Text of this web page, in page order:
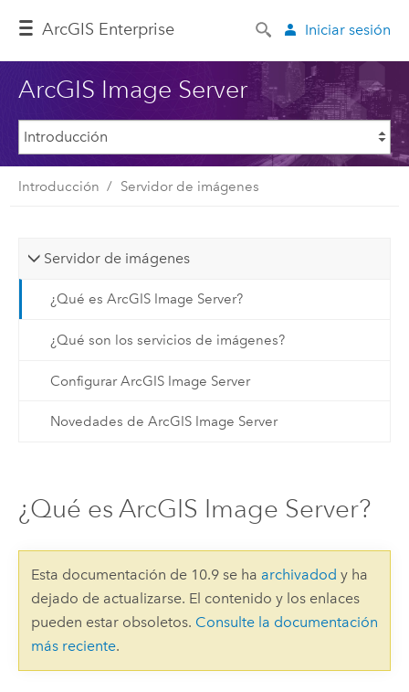
ArcGIS Enterprise Iniciar sesión
ArcGIS Image Server
Introducción Servidor de imágenes
Servidor de imágenes
¿Qué es ArcGIS Image Server?
¿Qué son los servicios de imágenes?
Configurar ArcGIS Image Server
Novedades de ArcGIS Image Server
¿Qué es ArcGIS Image Server?
Esta documentación de 10.9 se ha archivadod y ha
dejado de actualizarse. El contenido y los enlaces
pueden estar obsoletos. Consulte la documentación
más reciente.